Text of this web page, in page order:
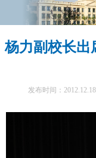
杨力副校长出
发布时间：2012.12.18